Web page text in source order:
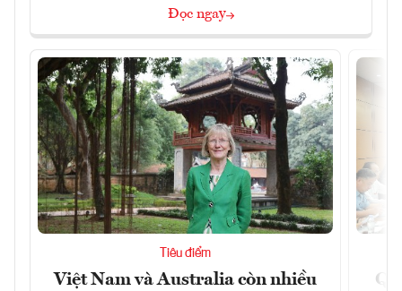
Đọc ngay
Tiêu điểm
Việt Nam và Australia còn nhiều